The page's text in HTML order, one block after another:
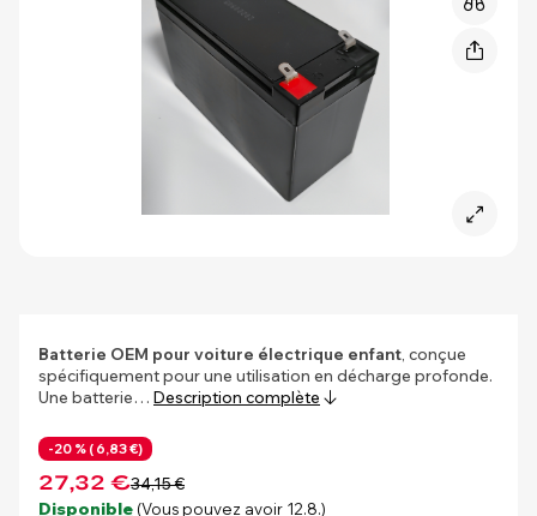
Batterie OEM pour voiture électrique enfant , conçue
spécifiquement pour une utilisation en décharge profonde.
Une batterie… Description complète
-20 % ( 6,83 €)
27,32 €34,15 €
Disponible (Vous pouvez avoir 12.8.)